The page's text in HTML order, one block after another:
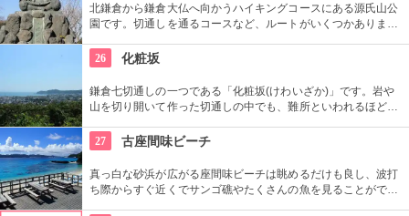
北鎌倉から鎌倉大仏へ向かうハイキングコースにある源氏山公
園です。切通しを通るコースなど、ルートがいくつかありま
い道を登る場合も。公園中央の頼朝像がシンボルです。
26 化粧坂
鎌倉七切通しの一つである「化粧坂(けわいざか)」です。岩や
山を切り開いて作った切通しの中でも、難所といわれるほど化
で、ヒールやブーツは厳禁です！頂上の源氏山公園にシートを
ひいてお弁当を食べるのもお勧めです。
27 古座間味ビーチ
真っ白な砂浜が広がる座間味ビーチは眺めるだけも良し、波打
ち際からすぐ近くでサンゴ礁やたくさんの魚を見ることができ